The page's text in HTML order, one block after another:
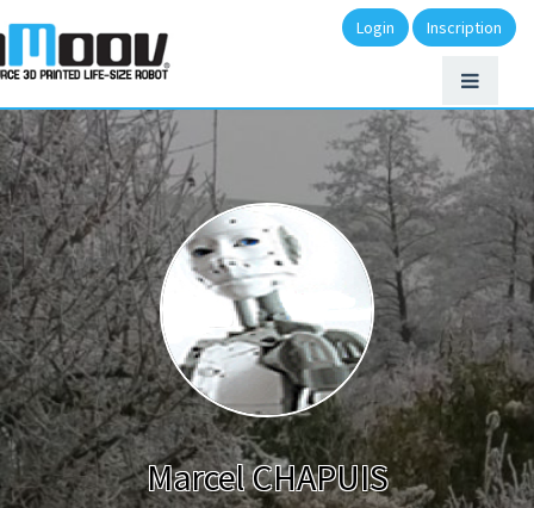
Login Inscription
Marcel CHAPUIS